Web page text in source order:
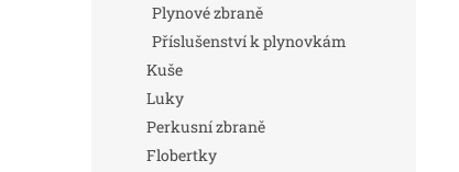
Plynové zbraně
Příslušenství k plynovkám
Kuše
Luky
Perkusní zbraně
Flobertky